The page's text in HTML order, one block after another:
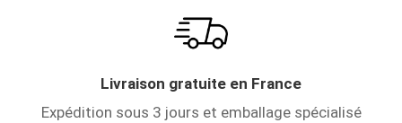
Livraison gratuite en France
Expédition sous 3 jours et emballage spécialisé